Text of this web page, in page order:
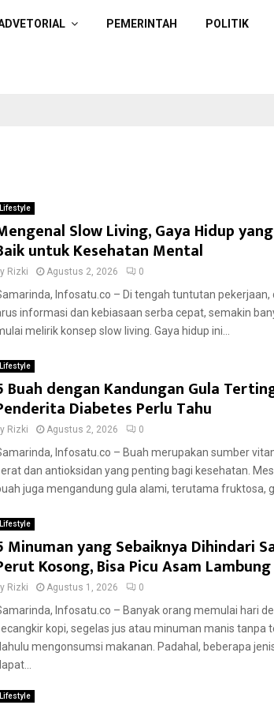
PEMERINTAH POLITIK
Lifestyle
Slow Living, Gaya Hidup
untuk Kesehatan Mental
Rizki Agustus 2, 2026 0
Infosatu.co – Di tengah tuntutan pekerjaan,
informasi dan kebiasaan serba cepat, semakin
melirik konsep slow living. Gaya hidup ini...
Lifestyle
Buah dengan Kandungan Gula
Diabetes Perlu Tahu
Rizki Agustus 2, 2026 0
Infosatu.co – Buah merupakan sumber
dan antioksidan yang penting bagi kesehatan.
juga mengandung gula alami, terutama fruktosa,
Lifestyle
Minuman yang Sebaiknya Dihindari
Kosong, Bisa Picu Asam
Rizki Agustus 1, 2026 0
Infosatu.co – Banyak orang memulai hari
kopi, segelas jus atau minuman manis tanpa
mengonsumsi makanan. Padahal, beberapa
Lifestyle